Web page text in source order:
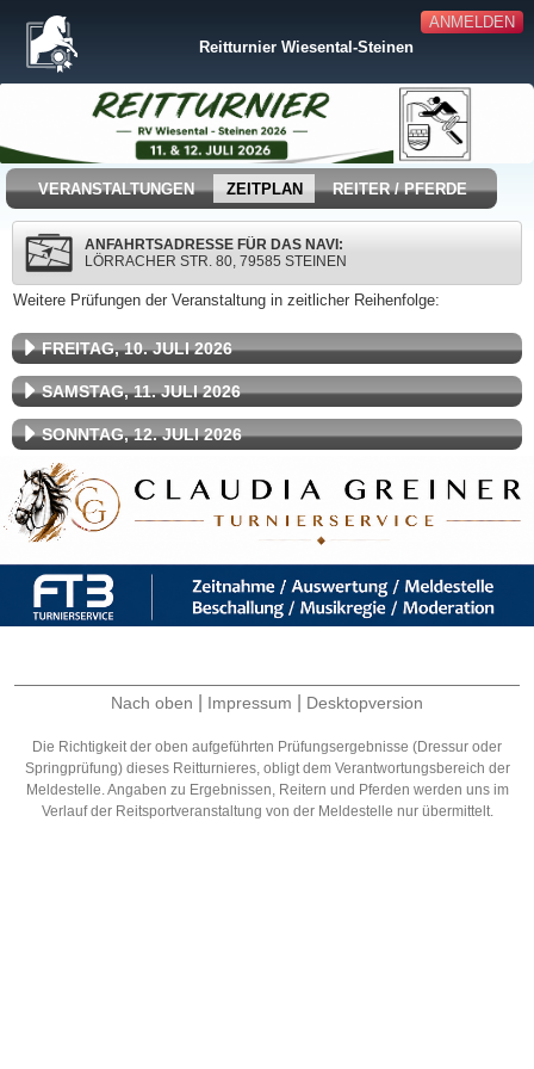
ANMELDEN
Reitturnier Wiesental-Steinen
VERANSTALTUNGEN ZEITPLAN REITER / PFERDE
ANFAHRTSADRESSE FÜR DAS NAVI:
LÖRRACHER STR. 80, 79585 STEINEN
Weitere Prüfungen der Veranstaltung in zeitlicher Reihenfolge:
FREITAG, 10. JULI 2026
SAMSTAG, 11. JULI 2026
SONNTAG, 12. JULI 2026
Nach oben Impressum Desktopversion
Die Richtigkeit der oben aufgeführten Prüfungsergebnisse (Dressur oder
Springprüfung) dieses Reitturnieres, obligt dem Verantwortungsbereich der
Meldestelle. Angaben zu Ergebnissen, Reitern und Pferden werden uns im
Verlauf der Reitsportveranstaltung von der Meldestelle nur übermittelt.